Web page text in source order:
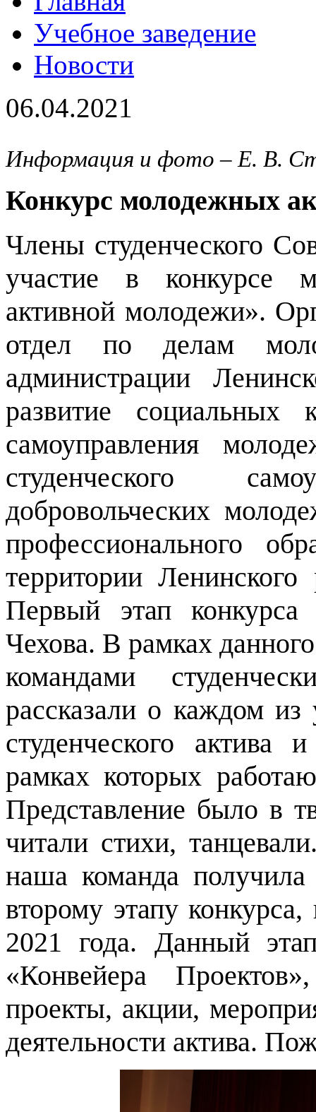
Учебное заведение
Новости
06.04.2021
Информация и фото – Е. В.
Конкурс молодежных
Члены студенческого
участие в конкурсе
активной молодежи».
отдел по делам
администрации
развитие социальных
самоуправления
студенческого
добровольческих
профессионального
территории
Первый этап
Чехова. В рамках
командами
рассказали о каждом из
студенческого
рамках которых
Представление было в
читали стихи,
наша команда
второму этапу
2021 года. Данный
«Конвейера
проекты, акции,
деятельности актива.